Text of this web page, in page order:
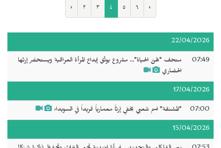
‹ ٢ ٣ ٤ ٥ ٦ ›
22/04/2026
07:49
متحف "هُنَّ الحياة"... مشروع يوثّق إبداع المرأة العراقية ويستحضر إرثها
الحضاري
17/04/2026
07:00 "المشنقة" اسم شعبي يخفي إرثاً معمارياً فريداً في السويداء
15/04/2026